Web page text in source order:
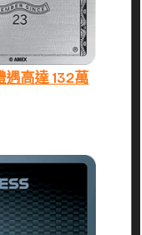
遇高達 132萬